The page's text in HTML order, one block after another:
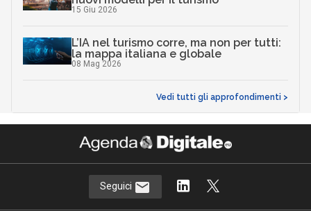
15 Giu 2026
L’IA nel turismo corre, ma non per tutti:
la mappa italiana e globale
08 Mag 2026
Vedi tutti gli approfondimenti >
Seguici